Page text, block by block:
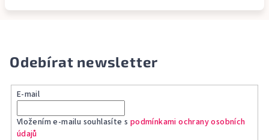
Odebírat newsletter
E-mail
Vložením e-mailu souhlasíte s podmínkami ochrany osobních
údajů